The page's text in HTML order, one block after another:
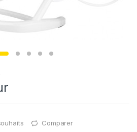
Comparer